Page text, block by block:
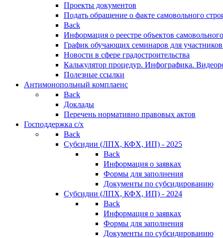
Проекты документов
Подать обращение о факте самовольного
Back
Информация о реестре объектов
График обучающих семинаров для участников
Новости в сфере градостроительства
Калькулятор процедур. Инфографика.
Полезные ссылки
Антимонопольный комплаенс
Back
Доклады
Перечень нормативно правовых актов
Господдержка с/х
Back
Субсидии (ЛПХ, КФХ, ИП) - 2025
Back
Информация о заявках
Формы для заполнения
Документы по субсидированию
Субсидии (ЛПХ, КФХ, ИП) - 2024
Back
Информация о заявках
Формы для заполнения
Документы по субсидированию